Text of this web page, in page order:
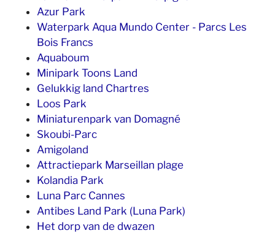
Azur Park
Waterpark Aqua Mundo Center - Parcs Les
Bois Francs
Aquaboum
Minipark Toons Land
Gelukkig land Chartres
Loos Park
Miniaturenpark van Domagné
Skoubi-Parc
Amigoland
Attractiepark Marseillan plage
Kolandia Park
Luna Parc Cannes
Antibes Land Park (Luna Park)
Het dorp van de dwazen